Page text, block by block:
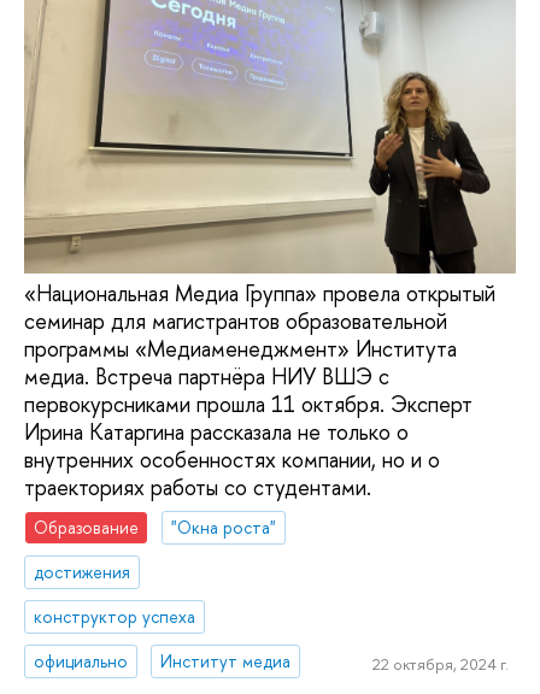
«Национальная Медиа Группа» провела открытый
семинар для магистрантов образовательной
программы «Медиаменеджмент» Института
медиа. Встреча партнёра НИУ ВШЭ с
первокурсниками прошла 11 октября. Эксперт
Ирина Катаргина рассказала не только о
внутренних особенностях компании, но и о
траекториях работы со студентами.
Образование
"Окна роста"
достижения
конструктор успеха
официально
Институт медиа 22 октября, 2024 г.